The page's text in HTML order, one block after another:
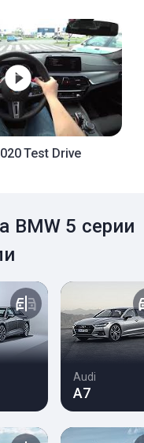
Test Drive
BMW 5 серии
Audi
A7